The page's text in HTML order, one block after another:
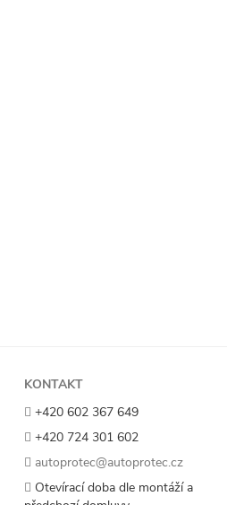
KONTAKT
+420 602 367 649
+420 724 301 602
autoprotec@autoprotec.cz
Otevírací doba dle montáží a